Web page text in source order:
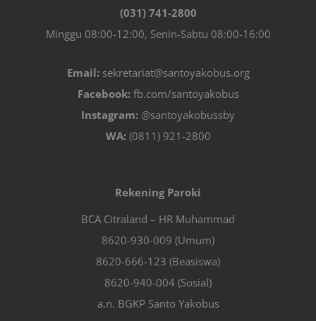
(031) 741-2800
Minggu 08:00-12:00, Senin-Sabtu 08:00-16:00
Email:sekretariat@santoyakobus.org
Facebook:fb.com/santoyakobus
Instagram: @santoyakobussby
WA:(0811) 921-2800
Rekening Paroki
BCA Citraland – HR Muhammad
8620-930-009 (Umum)
8620-666-123 (Beasiswa)
8620-940-004 (Sosial)
a.n. BGKP Santo Yakobus